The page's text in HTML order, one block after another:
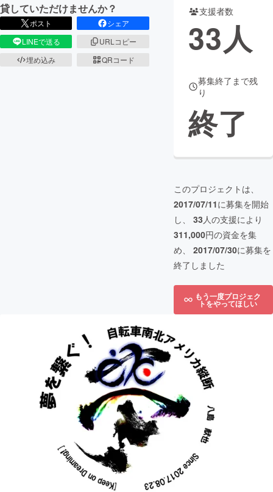
貸していただけませんか？
ポスト
シェア
LINEで送る
URLコピー
埋め込み
QRコード
支援者数
33人
募集終了まで残
り
終了
このプロジェクトは、
2017/07/11に募集を開始
し、 33人の支援により
311,000円の資金を集
め、 2017/07/30に募集を
終了しました
もう一度プロジェク
トをやってほしい